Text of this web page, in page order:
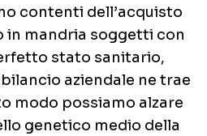
contenti dell’acquisto
in mandria soggetti con
stato sanitario,
aziendale ne trae
modo possiamo alzare
genetico medio della